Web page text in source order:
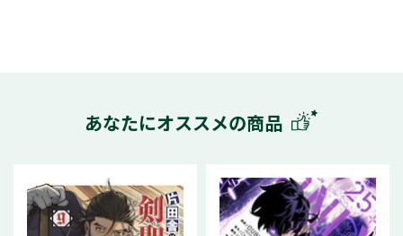
あなたにオススメの商品